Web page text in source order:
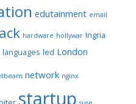
edutainment email
hardware hollywar Ingria
languages led London
network nginx
startup